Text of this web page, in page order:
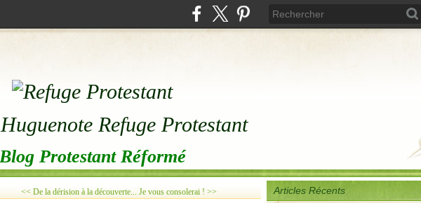
Protestant Réformé
<< De la dérision à la découverte... Je vous consolerai ! >> Articles Récents